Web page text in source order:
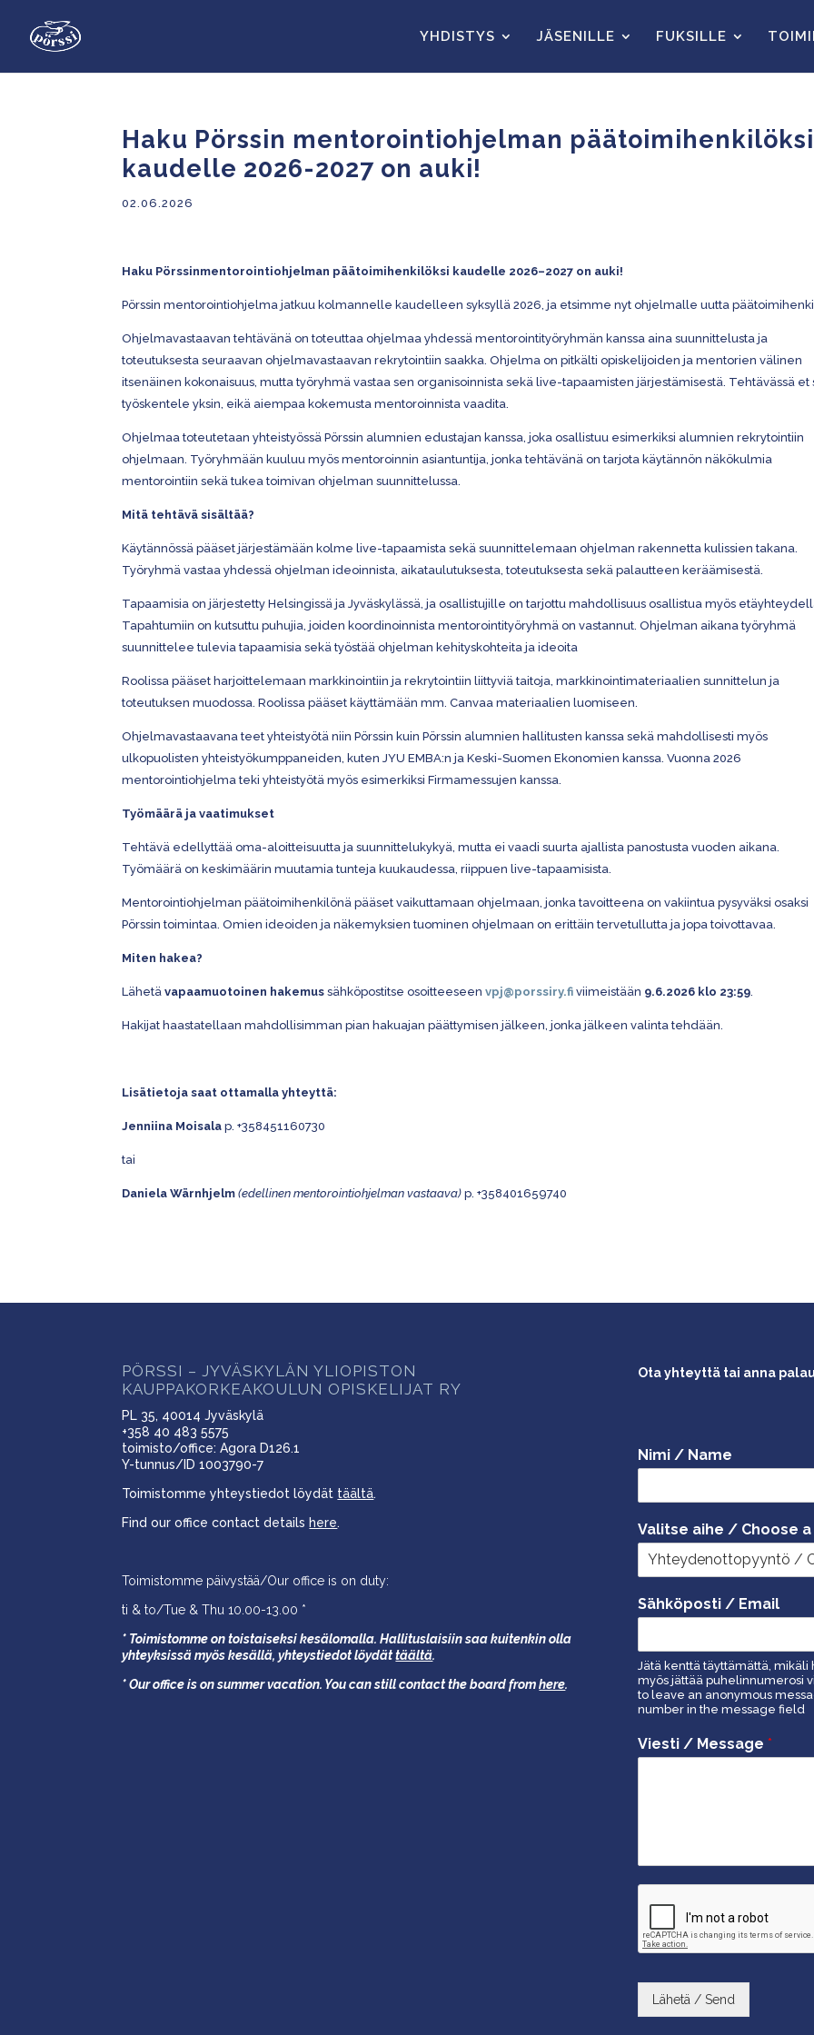
YHDISTYS JÄSENILLE FUKSILLE
Haku Pörssin mentorointiohjelman päätoimihenkilöksi
kaudelle 2026-2027 on auki!
02.06.2026
Haku Pörssinmentorointiohjelman päätoimihenkilöksi kaudelle 2026–2027 on auki!
Pörssin mentorointiohjelma jatkuu kolmannelle kaudelleen syksyllä 2026, ja etsimme nyt ohjelmalle uutta
Ohjelmavastaavan tehtävänä on toteuttaa ohjelmaa yhdessä mentorointityöryhmän kanssa aina suunnittelusta ja
toteutuksesta seuraavan ohjelmavastaavan rekrytointiin saakka. Ohjelma on pitkälti opiskelijoiden ja mentorien välinen
itsenäinen kokonaisuus, mutta työryhmä vastaa sen organisoinnista sekä live-tapaamisten järjestämisestä. Tehtävässä et
työskentele yksin, eikä aiempaa kokemusta mentoroinnista vaadita.
Ohjelmaa toteutetaan yhteistyössä Pörssin alumnien edustajan kanssa, joka osallistuu esimerkiksi alumnien rekrytointiin
ohjelmaan. Työryhmään kuuluu myös mentoroinnin asiantuntija, jonka tehtävänä on tarjota käytännön näkökulmia
mentorointiin sekä tukea toimivan ohjelman suunnittelussa.
Mitä tehtävä sisältää?
Käytännössä pääset järjestämään kolme live-tapaamista sekä suunnittelemaan ohjelman rakennetta kulissien takana.
Työryhmä vastaa yhdessä ohjelman ideoinnista, aikataulutuksesta, toteutuksesta sekä palautteen keräämisestä.
Tapaamisia on järjestetty Helsingissä ja Jyväskylässä, ja osallistujille on tarjottu mahdollisuus osallistua myös
Tapahtumiin on kutsuttu puhujia, joiden koordinoinnista mentorointityöryhmä on vastannut. Ohjelman aikana työryhmä
suunnittelee tulevia tapaamisia sekä työstää ohjelman kehityskohteita ja ideoita
Roolissa pääset harjoittelemaan markkinointiin ja rekrytointiin liittyviä taitoja, markkinointimateriaalien sunnittelun ja
toteutuksen muodossa. Roolissa pääset käyttämään mm. Canvaa materiaalien luomiseen.
Ohjelmavastaavana teet yhteistyötä niin Pörssin kuin Pörssin alumnien hallitusten kanssa sekä mahdollisesti myös
ulkopuolisten yhteistyökumppaneiden, kuten JYU EMBA:n ja Keski-Suomen Ekonomien kanssa. Vuonna 2026
mentorointiohjelma teki yhteistyötä myös esimerkiksi Firmamessujen kanssa.
Työmäärä ja vaatimukset
Tehtävä edellyttää oma-aloitteisuutta ja suunnittelukykyä, mutta ei vaadisuurta ajallista panostusta vuoden aikana.
Työmäärä on keskimäärin muutamia tunteja kuukaudessa,riippuen live-tapaamisista.
Mentorointiohjelman päätoimihenkilönä pääset vaikuttamaan ohjelmaan, jonka tavoitteena on vakiintua pysyväksi osaksi
Pörssin toimintaa. Omien ideoiden ja näkemyksien tuominen ohjelmaan on erittäin tervetullutta ja jopa toivottavaa.
Miten hakea?
Lähetävapaamuotoinen hakemus sähköpostitse osoitteeseenvpj@porssiry.fi viimeistään 9.6.2026 klo 23:59.
Hakijat haastatellaan mahdollisimman pian hakuajan päättymisen jälkeen, jonka jälkeen valinta tehdään.
Lisätietoja saat ottamalla yhteyttä:
Jenniina Moisala p. +358451160730
tai
Daniela Wärnhjelm (edellinen mentorointiohjelman vastaava) p. +358401659740
PÖRSSI – JYVÄSKYLÄN YLIOPISTON
KAUPPAKORKEAKOULUN OPISKELIJAT RY
PL 35, 40014 Jyväskylä
+358 40 483 5575
toimisto/office: Agora D126.1
Y-tunnus/ID 1003790-7
Toimistomme yhteystiedot löydät täältä.
Find our office contact detailshere.
Toimistomme päivystää/Our office is on duty:
ti & to/Tue & Thu 10.00-13.00 *
* Toimistomme on toistaiseksi kesälomalla. Hallituslaisiin saa kuitenkin olla
yhteyksissä myös kesällä,yhteystiedot löydättäältä.
* Our office is on summer vacation. You can still contact the board fromhere.
Ota yhteyttä tai anna
Nimi / Name
Valitse aihe / Choose
Sähköposti / Email
Jätä kenttä täyttämättä, mikäli
myös jättää puhelinnumerosi
to leave an anonymous
number in the message field
Viesti / Message *
Lähetä / Send